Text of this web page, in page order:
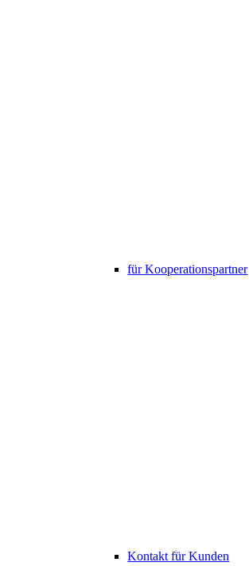
für Kooperationspartner
Kontakt für Kunden